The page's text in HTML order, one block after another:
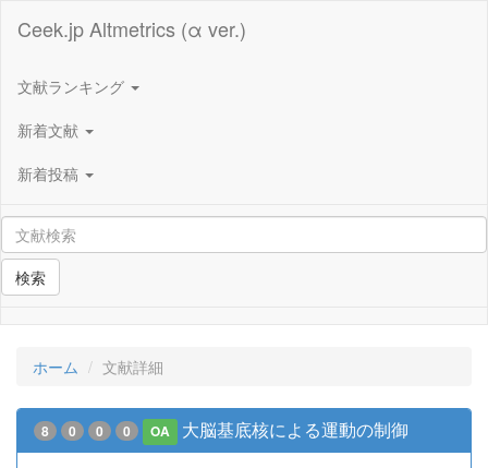
Ceek.jp Altmetrics (α ver.)
文献ランキング
新着文献
新着投稿
検索
ホーム 文献詳細
8 0 0 0 OA 大脳基底核による運動の制御